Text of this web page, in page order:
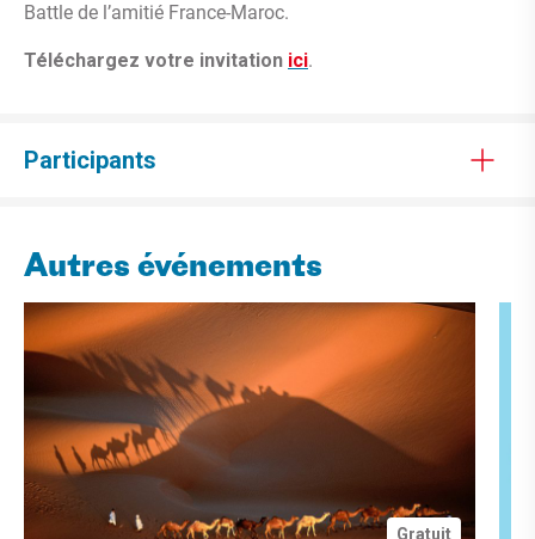
Battle de l’amitié France-Maroc.
Téléchargez votre invitation ici.
Participants
Autres événements
Gratuit